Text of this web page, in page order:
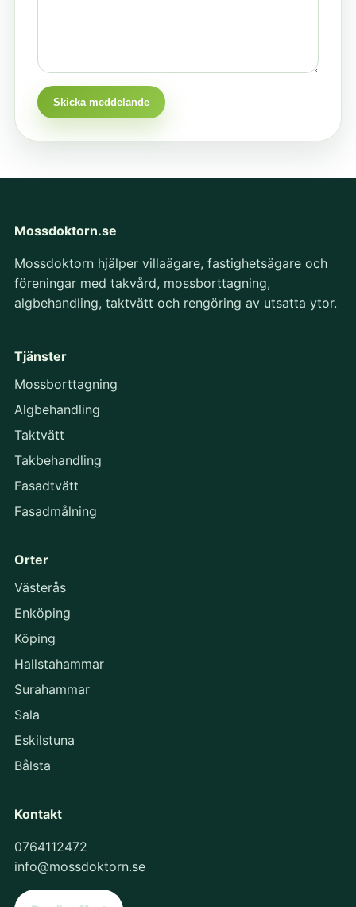
Skicka meddelande
Mossdoktorn.se
Mossdoktorn hjälper villaägare, fastighetsägare och
föreningar med takvård, mossborttagning,
algbehandling, taktvätt och rengöring av utsatta ytor.
Tjänster
Mossborttagning
Algbehandling
Taktvätt
Takbehandling
Fasadtvätt
Fasadmålning
Orter
Västerås
Enköping
Köping
Hallstahammar
Surahammar
Sala
Eskilstuna
Bålsta
Kontakt
0764112472
info@mossdoktorn.se